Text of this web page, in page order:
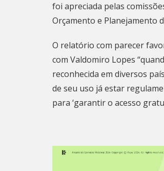
foi apreciada pelas
Orçamento e Planejamento
O relatório com parecer
com Valdomiro Lopes
reconhecida em diversos
de seu uso já estar
para ‘garantir o acesso